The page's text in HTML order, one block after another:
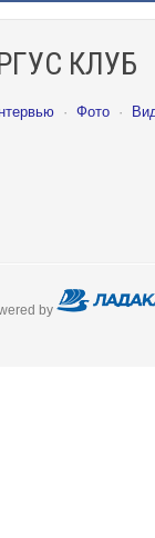
КЛУБ
· Фото ·
by